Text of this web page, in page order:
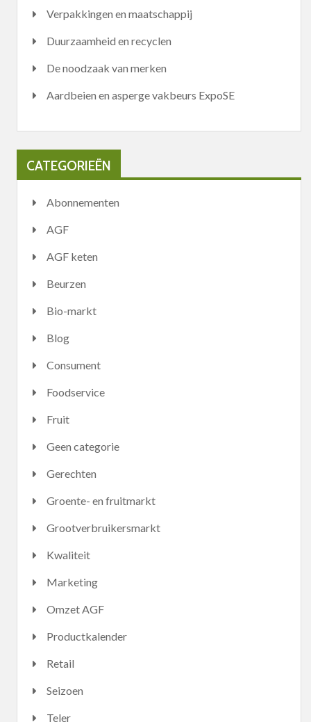
Verpakkingen en maatschappij
Duurzaamheid en recyclen
De noodzaak van merken
Aardbeien en asperge vakbeurs ExpoSE
CATEGORIEËN
Abonnementen
AGF
AGF keten
Beurzen
Bio-markt
Blog
Consument
Foodservice
Fruit
Geen categorie
Gerechten
Groente- en fruitmarkt
Grootverbruikersmarkt
Kwaliteit
Marketing
Omzet AGF
Productkalender
Retail
Seizoen
Teler